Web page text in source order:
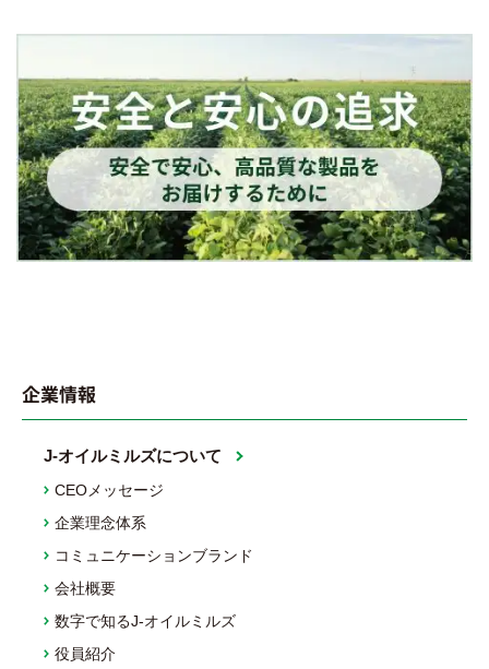
企業情報
J-オイルミルズについて
CEOメッセージ
企業理念体系
コミュニケーションブランド
会社概要
数字で知るJ-オイルミルズ
役員紹介